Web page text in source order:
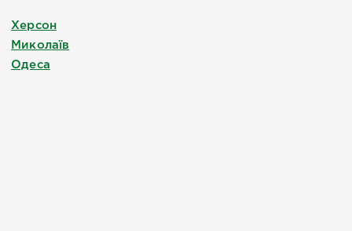
Херсон
Миколаїв
Одеса